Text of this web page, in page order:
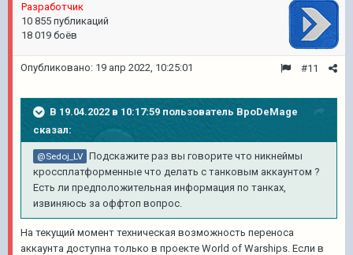
Pазработчик
10 855 публикаций
18 019 боёв
#11
Опубликовано: 19 апр 2022, 10:25:01
В 19.04.2022 в 10:17:59 пользователь BpoDeMage
сказал:
@Sedoj_LV Подскажите раз вы говорите что никнеймы
кроссплатформенные что делать с танковым аккаунтом ?
Есть ли предположительная информация по танках,
извиняюсь за оффтоп вопрос.
На текущий момент техническая возможность переноса
аккаунта доступна только в проекте World of Warships. Если в